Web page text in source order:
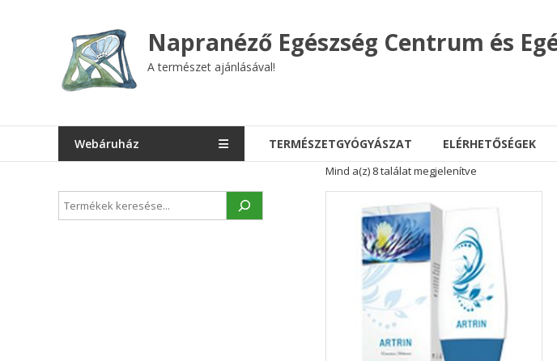
Napranéző Egészség Centrum és
A természet ajánlásával!
Webáruház TERMÉSZETGYÓGYÁSZAT ELÉRHETŐSÉGEK
Mind a(z) 8 találat megjelenítve
Keresés